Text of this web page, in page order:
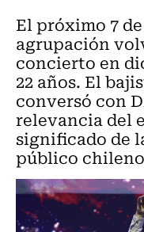
El próximo 7
agrupación
concierto en
22 años. El
conversó con
relevancia del
significado de
público